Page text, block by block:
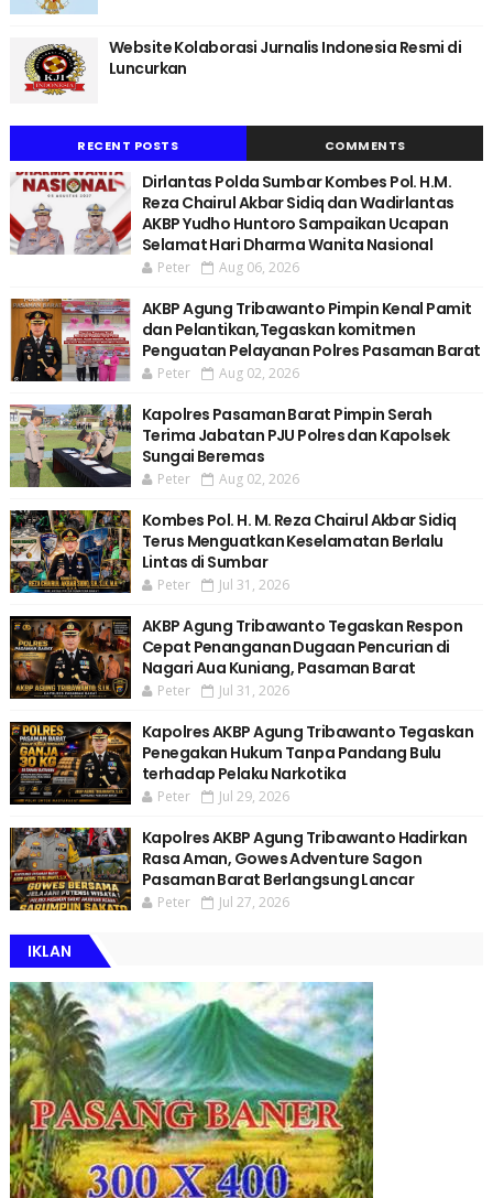
Website Kolaborasi Jurnalis Indonesia Resmi di
Luncurkan
RECENT POSTS COMMENTS
Dirlantas Polda Sumbar Kombes Pol. H.M.
Reza Chairul Akbar Sidiq dan Wadirlantas
AKBP Yudho Huntoro Sampaikan Ucapan
Selamat Hari Dharma Wanita Nasional
Peter Aug 06, 2026
AKBP Agung Tribawanto Pimpin Kenal Pamit
dan Pelantikan,Tegaskan komitmen
Penguatan Pelayanan Polres Pasaman Barat
Peter Aug 02, 2026
Kapolres Pasaman Barat Pimpin Serah
Terima Jabatan PJU Polres dan Kapolsek
Sungai Beremas
Peter Aug 02, 2026
Kombes Pol. H. M. Reza Chairul Akbar Sidiq
Terus Menguatkan Keselamatan Berlalu
Lintas di Sumbar
Peter Jul 31, 2026
AKBP Agung Tribawanto Tegaskan Respon
Cepat Penanganan Dugaan Pencurian di
Nagari Aua Kuniang, Pasaman Barat
Peter Jul 31, 2026
Kapolres AKBP Agung Tribawanto Tegaskan
Penegakan Hukum Tanpa Pandang Bulu
terhadap Pelaku Narkotika
Peter Jul 29, 2026
Kapolres AKBP Agung Tribawanto Hadirkan
Rasa Aman, Gowes Adventure Sagon
Pasaman Barat Berlangsung Lancar
Peter Jul 27, 2026
IKLAN